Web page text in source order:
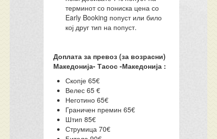
терминот со пониска цена со
Early Booking попуст или било
кој друг тип на попуст.
Доплата за превоз (за возрасни)
Македонија- Тасос -Македонија :
Скопје 65€
Велес 65 €
Неготино 65€
Граничен премин 65€
Штип 85€
Струмица 70€